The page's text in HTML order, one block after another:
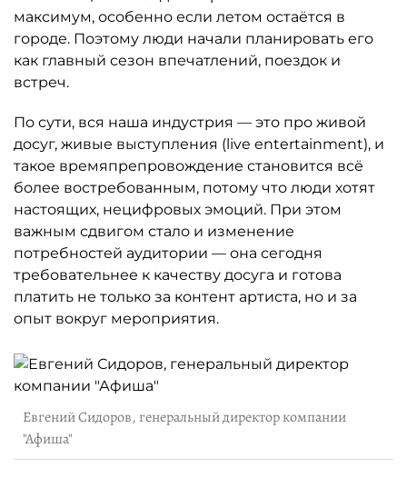
максимум, особенно если летом остаётся в
городе. Поэтому люди начали планировать его
как главный сезон впечатлений, поездок и
встреч.
По сути, вся наша индустрия — это про живой
досуг, живые выступления (live entertainment), и
такое времяпрепровождение становится всё
более востребованным, потому что люди хотят
настоящих, нецифровых эмоций. При этом
важным сдвигом стало и изменение
потребностей аудитории — она сегодня
требовательнее к качеству досуга и готова
платить не только за контент артиста, но и за
опыт вокруг мероприятия.
Евгений Сидоров, генеральный директор компании
"Афиша"